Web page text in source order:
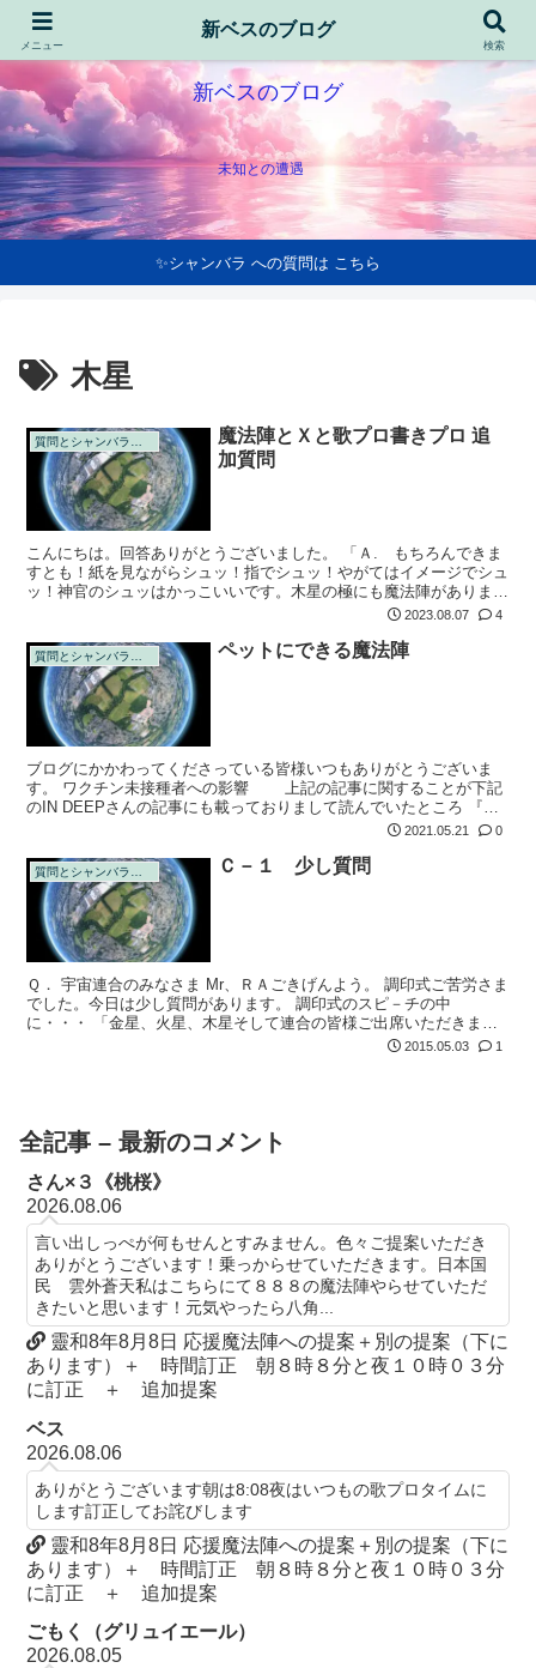
新ベスのブログ
未知との遭遇
✨シャンバラ への質問は こちら
木星
魔法陣とＸと歌プロ書きプロ 追
加質問
こんにちは。回答ありがとうございました。 「Ａ. もちろんできま
すとも！紙を見ながらシュッ！指でシュッ！やがてはイメージでシュ
ッ！神官のシュッはかっこいいです。木星の極にも魔法陣がありまし
たよね。皆さんもできる日を夢見てまずは経験を積み重ねましょう」
2023.08.07 4
質問とシャンバラの回答 ペットにできる魔法陣
ブログにかかわってくださっている皆様いつもありがとうございま
す。 ワクチン未接種者への影響 上記の記事に関することが下記
のIN DEEPさんの記事にも載っておりまして読んでいたところ 『コ
ロナワクチン接種後の人たちが他人のペットに触れただけで、そのペ
2021.05.21 0
質問とシャンバラの回答 Ｃ－１ 少し質問
Ｑ． 宇宙連合のみなさま Mr、ＲＡごきげんよう。 調印式ご苦労さま
でした。今日は少し質問があります。 調印式のスピ－チの中
に・・・ 「金星、火星、木星そして連合の皆様ご出席いただきまし
てまことにありがとうございました 」 ・・・という内容がありま
2015.05.03 1
全記事 – 最新のコメント
さん×３《桃桜》
2026.08.06
言い出しっぺが何もせんとすみません。色々ご提案いただき
ありがとうございます！乗っからせていただきます。日本国
民 雲外蒼天私はこちらにて８８８の魔法陣やらせていただ
きたいと思います！元気やったら八角...
靈和8年8月8日 応援魔法陣への提案＋別の提案（下に
あります）＋ 時間訂正 朝８時８分と夜１０時０３分
に訂正 ＋ 追加提案
ベス
2026.08.06
ありがとうございます朝は8:08夜はいつもの歌プロタイムに
します訂正してお詫びします
靈和8年8月8日 応援魔法陣への提案＋別の提案（下に
あります）＋ 時間訂正 朝８時８分と夜１０時０３分
に訂正 ＋ 追加提案
ごもく（グリュイエール）
2026.08.05
メニュー
新ベスのブログ
検索